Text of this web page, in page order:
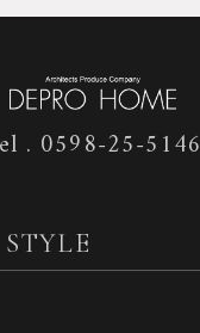
. 0598-25-5146